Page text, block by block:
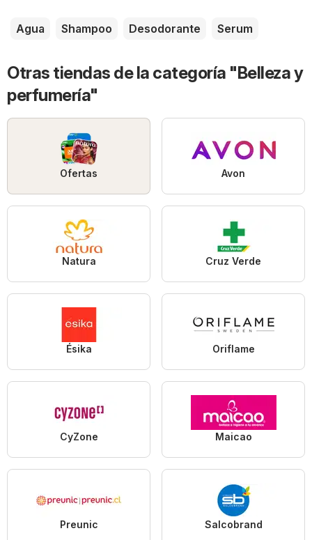
Agua Shampoo Desodorante Serum
Otras tiendas de la categoría "Belleza y
perfumería"
Ofertas Avon
Natura Cruz Verde
Ésika Oriflame
CyZone Maicao
Preunic Salcobrand